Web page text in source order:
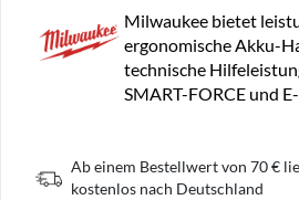
Milwaukee bietet
ergonomische Akku-
technische
SMART-FORCE und
Ab einem Bestellwert von 70 €
kostenlos nach Deutschland